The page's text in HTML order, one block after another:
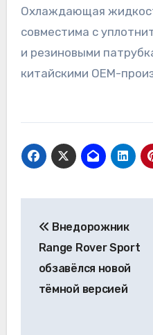
Охлаждающая
совместима с
и резиновыми
китайскими ОЕМ-
по
записям
Внедорожник
Range Rover Sport
обзавёлся новой
тёмной версией